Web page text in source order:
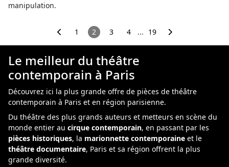
manipulation.
1 2 3 4 ... 19
Le meilleur du théâtre
contemporain à Paris
Découvrez ici la plus grande offre de pièces de théâtre
contemporain à Paris et en région parisienne.
Du théâtre des plus grands auteurs et metteurs en scène du
monde entier au cirque contemporain, en passant par les
pièces historiques, la marionnette contemporaine et le
théâtre documentaire, Paris et sa région offrent la plus
grande diversité.